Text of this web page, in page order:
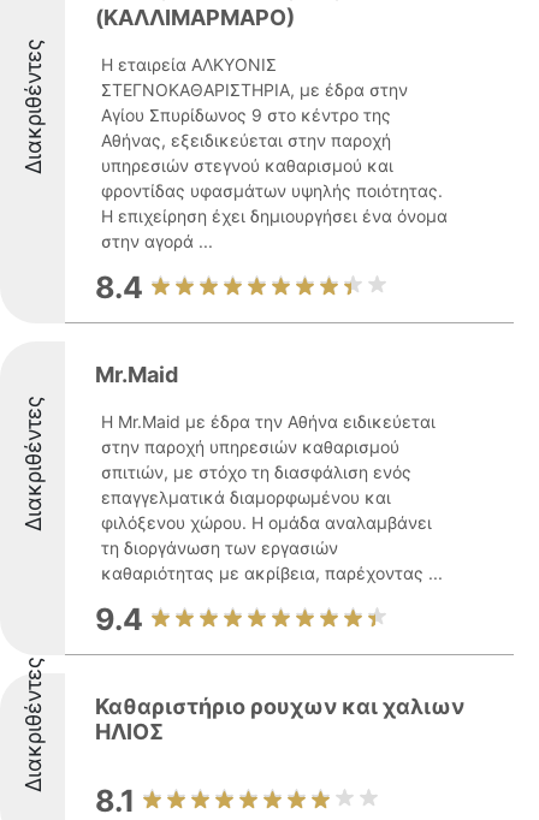
Διακριθέντες
(ΚΑΛΛΙΜΑΡΜΑΡΟ)
Η εταιρεία ΑΛΚΥΟΝΙΣ
ΣΤΕΓΝΟΚΑΘΑΡΙΣΤΗΡΙΑ, με έδρα στην
Αγίου Σπυρίδωνος 9 στο κέντρο της
Αθήνας, εξειδικεύεται στην παροχή
υπηρεσιών στεγνού καθαρισμού και
φροντίδας υφασμάτων υψηλής ποιότητας.
Η επιχείρηση έχει δημιουργήσει ένα όνομα
στην αγορά ...
8.4
Διακριθέντες
Mr.Maid
Η Mr.Maid με έδρα την Αθήνα ειδικεύεται
στην παροχή υπηρεσιών καθαρισμού
σπιτιών, με στόχο τη διασφάλιση ενός
επαγγελματικά διαμορφωμένου και
φιλόξενου χώρου. Η ομάδα αναλαμβάνει
τη διοργάνωση των εργασιών
καθαριότητας με ακρίβεια, παρέχοντας ...
9.4
Διακριθέντες
Καθαριστήριο ρουχων και χαλιων
ΗΛΙΟΣ
8.1